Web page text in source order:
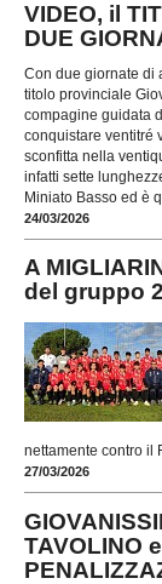
VIDEO, il
DUE
Con due giornate di
titolo provinciale
compagine guidata
conquistare ventitré
sconfitta nella
infatti sette
Miniato Basso ed è
24/03/2026
A
del gruppo
nettamente contro il
27/03/2026
TAVOLINO